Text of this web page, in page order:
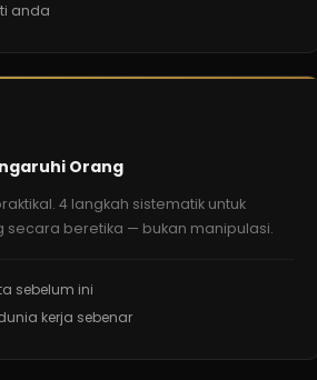
anda
Orang
4 langkah sistematik untuk
beretika — bukan manipulasi.
sebelum ini
kerja sebenar